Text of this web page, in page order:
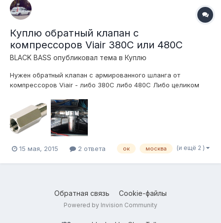
Куплю обратный клапан с
компрессоров Viair 380C или 480С
BLACK BASS опубликовал тема в Куплю
Нужен обратный клапан с армированного шланга от
компрессоров Viair - либо 380С либо 480С Либо целиком
Выслушаю ваши предложения
15 мая, 2015 2 ответа ок москва (и ещё 2 )
Обратная связь Cookie-файлы
Powered by Invision Community